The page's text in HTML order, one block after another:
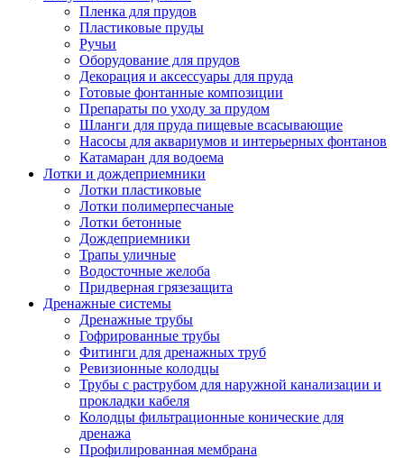
Пленка для прудов
Пластиковые пруды
Ручьи
Оборудование для прудов
Декорация и аксессуары для пруда
Готовые фонтанные композиции
Препараты по уходу за прудом
Шланги для пруда пищевые всасывающие
Насосы для аквариумов и интерьерных фонтанов
Катамаран для водоема
Лотки и дождеприемники
Лотки пластиковые
Лотки полимерпесчаные
Лотки бетонные
Дождеприемники
Трапы уличные
Водосточные желоба
Придверная грязезащита
Дренажные системы
Дренажные трубы
Гофрированные трубы
Фитинги для дренажных труб
Ревизионные колодцы
Трубы с раструбом для наружной канализации и
прокладки кабеля
Колодцы фильтрационные конические для
дренажа
Профилированная мембрана